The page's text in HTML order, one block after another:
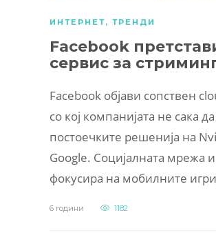
ИНТЕРНЕТ, ТРЕНДИ
Facebook
сервис за
Facebook објави сопствен
со кој компанијата не сака
постоечките решенија на
Google. Социјалната мрежа
фокусира на мобилните
6 години 1182